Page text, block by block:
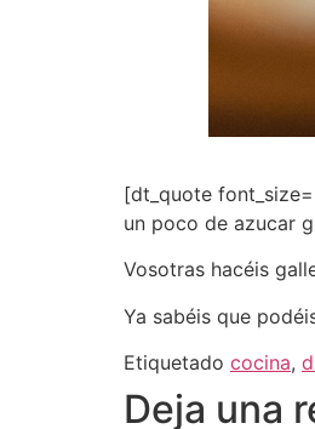
[dt_quote
un poco de azucar
Vosotras hacéis
Ya sabéis que
Etiquetado cocina,
Deja una